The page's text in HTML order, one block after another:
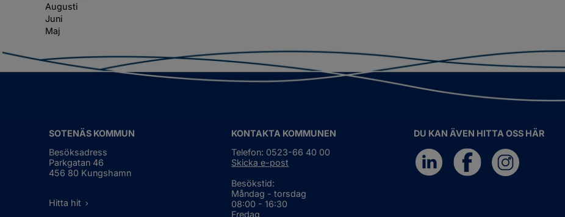
Augusti
Juni
Maj
SOTENÄS KOMMUN
Besöksadress
Parkgatan 46
456 80 Kungshamn
Hitta hit
KONTAKTA KOMMUNEN
Telefon: 0523-66 40 00
Skicka e-post
Besökstid:
Måndag - torsdag
08:00 - 16:30
Fredag
DU KAN ÄVEN HITTA OSS HÄR